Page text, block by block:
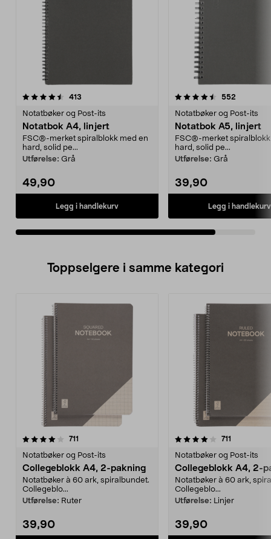
413
Notatbøker og Post-its
Notatbok A4, linjert
FSC®-merket spiralblokk med en
hard, solid pe...
Utførelse: Grå
49,90
Legg i handlekurv
4.5av 5 stjerner 552
Notatbøker og Post-its
Notatbok A5, linjert
FSC®-merket
hard, solid pe...
Utførelse: Grå
39,90
Legg i handlekurv
Toppselgere i samme kategori
711
Notatbøker og Post-its
Collegeblokk A4, 2-pakning
Notatbøker à 60 ark, spiralbundet.
Collegeblo...
Utførelse: Ruter
39,90
4.0 av 5 stjerner 711
Notatbøker og Post-its
Collegeblokk A4, 2-
Notatbøker à 60 ark,
Collegeblo...
Utførelse: Linjer
39,90
4.5 av 5 stjerner